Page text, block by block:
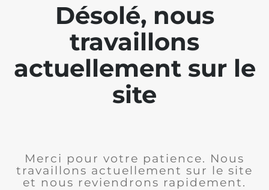
Désolé, nous
travaillons
actuellement sur le
site
Merci pour votre patience. Nous
travaillons actuellement sur le site
et nous reviendrons rapidement.